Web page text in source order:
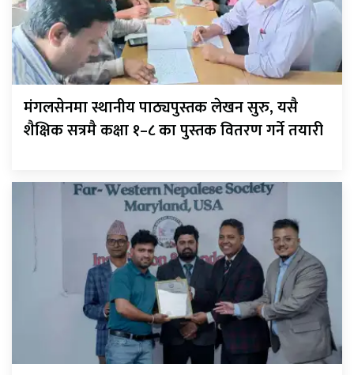
मंगलसेनमा स्थानीय पाठ्यपुस्तक लेखन सुरु, यसै
शैक्षिक सत्रमै कक्षा १–८ का पुस्तक वितरण गर्ने तयारी